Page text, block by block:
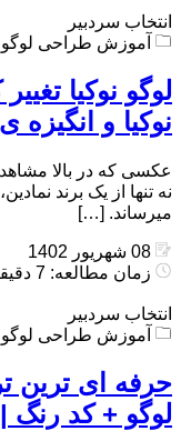
انتخاب سردبیر
آموزش طراحی
لوگو نوکیا
نوکیا و انگیزه
عکسی که در بالا
نه تنها از یک برند
میرساند. […]
زمان مطالعه: 7 دقیقه
انتخاب سردبیر
آموزش طراحی
حرفه ای ترین
لوگو + کد